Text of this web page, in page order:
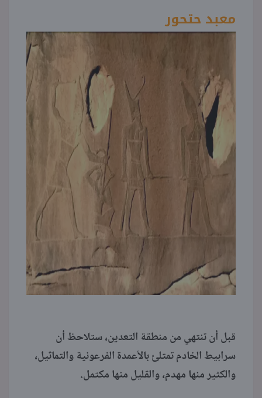
معبد حتحور
قبل أن تنتهي من منطقة التعدين، ستلاحظ أن
سرابيط الخادم تمتلئ بالأعمدة الفرعونية والتماثيل،
والكثير منها مهدم، والقليل منها مكتمل.